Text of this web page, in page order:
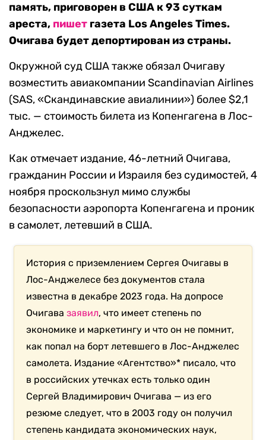
память, приговорен в США к 93 суткам
ареста, пишет газета Los Angeles Times.
Очигава будет депортирован из страны.
Окружной суд США также обязал Очигаву
возместить авиакомпании Scandinavian Airlines
(SAS, «Скандинавские авиалинии») более $2,1
тыс. — стоимость билета из Копенгагена в Лос-
Анджелес.
Как отмечает издание, 46-летний Очигава,
гражданин России и Израиля без судимостей, 4
ноября проскользнул мимо службы
безопасности аэропорта Копенгагена и проник
в самолет, летевший в США.
История с приземлением Сергея Очигавы в
Лос-Анджелесе без документов стала
известна в декабре 2023 года. На допросе
Очигавазаявил, что имеет степень по
экономике и маркетингу и что он не помнит,
как попал на борт летевшего в Лос-Анджелес
самолета. Издание «Агентство»* писало, что
в российских утечках есть только один
Сергей Владимирович Очигава — из его
резюме следует, что в 2003 году он получил
степень кандидата экономических наук,